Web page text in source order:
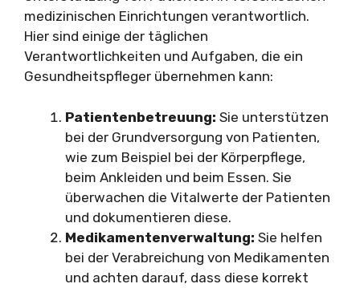
medizinischen Einrichtungen verantwortlich.
Hier sind einige der täglichen
Verantwortlichkeiten und Aufgaben, die ein
Gesundheitspfleger übernehmen kann:
Patientenbetreuung: Sie unterstützen
bei der Grundversorgung von Patienten,
wie zum Beispiel bei der Körperpflege,
beim Ankleiden und beim Essen. Sie
überwachen die Vitalwerte der Patienten
und dokumentieren diese.
Medikamentenverwaltung: Sie helfen
bei der Verabreichung von Medikamenten
und achten darauf, dass diese korrekt